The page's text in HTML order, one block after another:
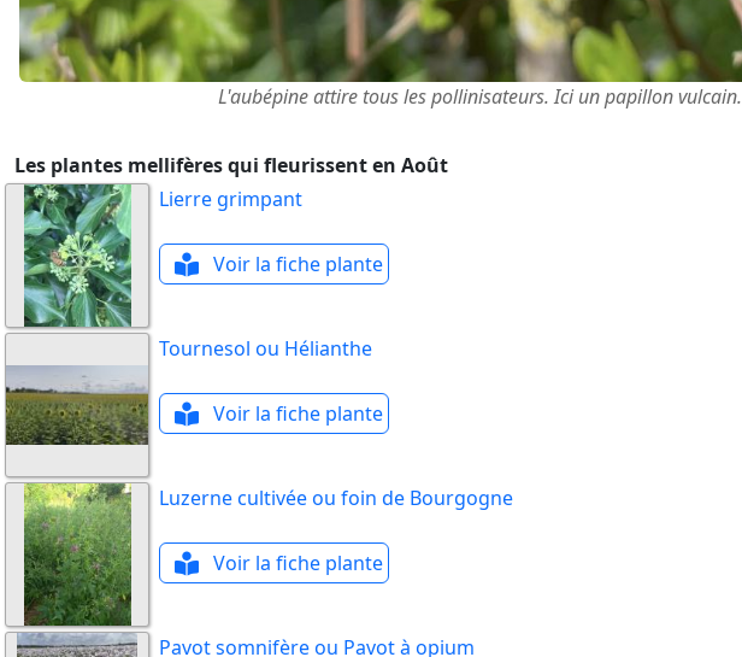
L'aubépine attire tous les pollinisateurs. Ici un papillon vulcain.
Les plantes mellifères qui fleurissent en Août
Lierre grimpant
Voir la fiche plante
Tournesol ou Hélianthe
Voir la fiche plante
Luzerne cultivée ou foin de Bourgogne
Voir la fiche plante
Pavot somnifère ou Pavot à opium